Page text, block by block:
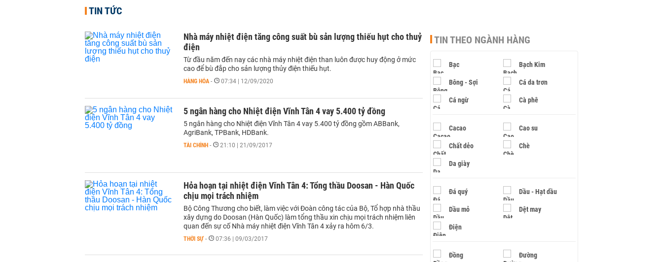
TIN TỨC
Nhà máy nhiệt điện tăng công suất bù sản lượng thiếu hụt cho thuỷ
điện
Từ đầu năm đến nay các nhà máy nhiệt điện than luôn được huy động ở mức
cao để bù đắp cho sản lượng thủy điện thiếu hụt.
HÀNG HÓA - 07:34 | 12/09/2020
5 ngân hàng cho Nhiệt điện Vĩnh Tân 4 vay 5.400 tỷ đồng
5 ngân hàng cho Nhiệt điện Vĩnh Tân 4 vay 5.400 tỷ đồng gồm ABBank,
AgriBank, TPBank, HDBank.
TÀI CHÍNH - 21:10 | 21/09/2017
Hỏa hoạn tại nhiệt điện Vĩnh Tân 4: Tổng thầu Doosan - Hàn Quốc
chịu mọi trách nhiệm
Bộ Công Thương cho biết, làm việc với Đoàn công tác của Bộ, Tổ hợp nhà thầu
xây dựng do Doosan (Hàn Quốc) làm tổng thầu xin chịu mọi trách nhiệm liên
quan đến sự cố Nhà máy nhiệt điện Vĩnh Tân 4 xảy ra hôm 6/3.
THỜI SỰ - 07:36 | 09/03/2017
TIN THEO NGÀNH HÀNG
Bạc Bạch Kim
Bông - Sợi Cá da trơn
Cá ngừ Cà phê
Cacao Cao su
Chất dẻo Chè
Da giày
Đá quý Dầu - Hạt dầu
Dầu mỏ Dệt may
Điện
Đồng Đường